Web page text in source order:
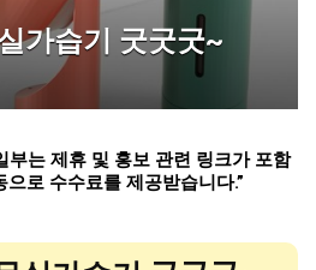
가습기 굿굿굿~
부는 제휴 및 홍보 관련 링크가 포함
으로 수수료를 제공받습니다.”